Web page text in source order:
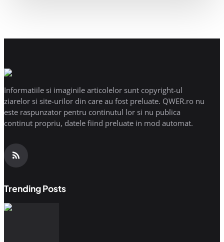
Informatiile si imaginile articolelor sunt copyright-ul
ziarelor si site-urilor din care au fost preluate. QWER.ro nu
este raspunzator pentru continutul lor si nu publica
continut propriu, datele fiind preluate in mod automat.
Trending Posts